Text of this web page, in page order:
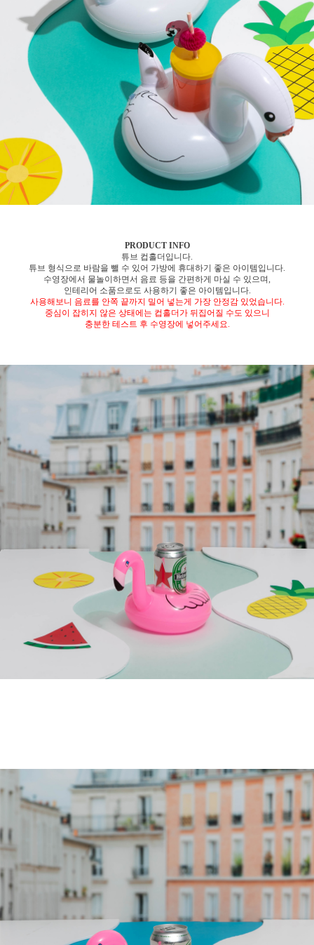
PRODUCT INFO
튜브 컵홀더입니다.
튜브 형식으로 바람을 뺄 수 있어 가방에 휴대하기 좋은 아이템입니다.
수영장에서 물놀이하면서 음료 등을 간편하게 마실 수 있으며,
인테리어 소품으로도 사용하기 좋은 아이템입니다.
사용해보니 음료를 안쪽 끝까지 밀어 넣는게 가장 안정감 있었습니다.
중심이 잡히지 않은 상태에는 컵홀더가 뒤집어질 수도 있으니
충분한 테스트 후 수영장에 넣어주세요.